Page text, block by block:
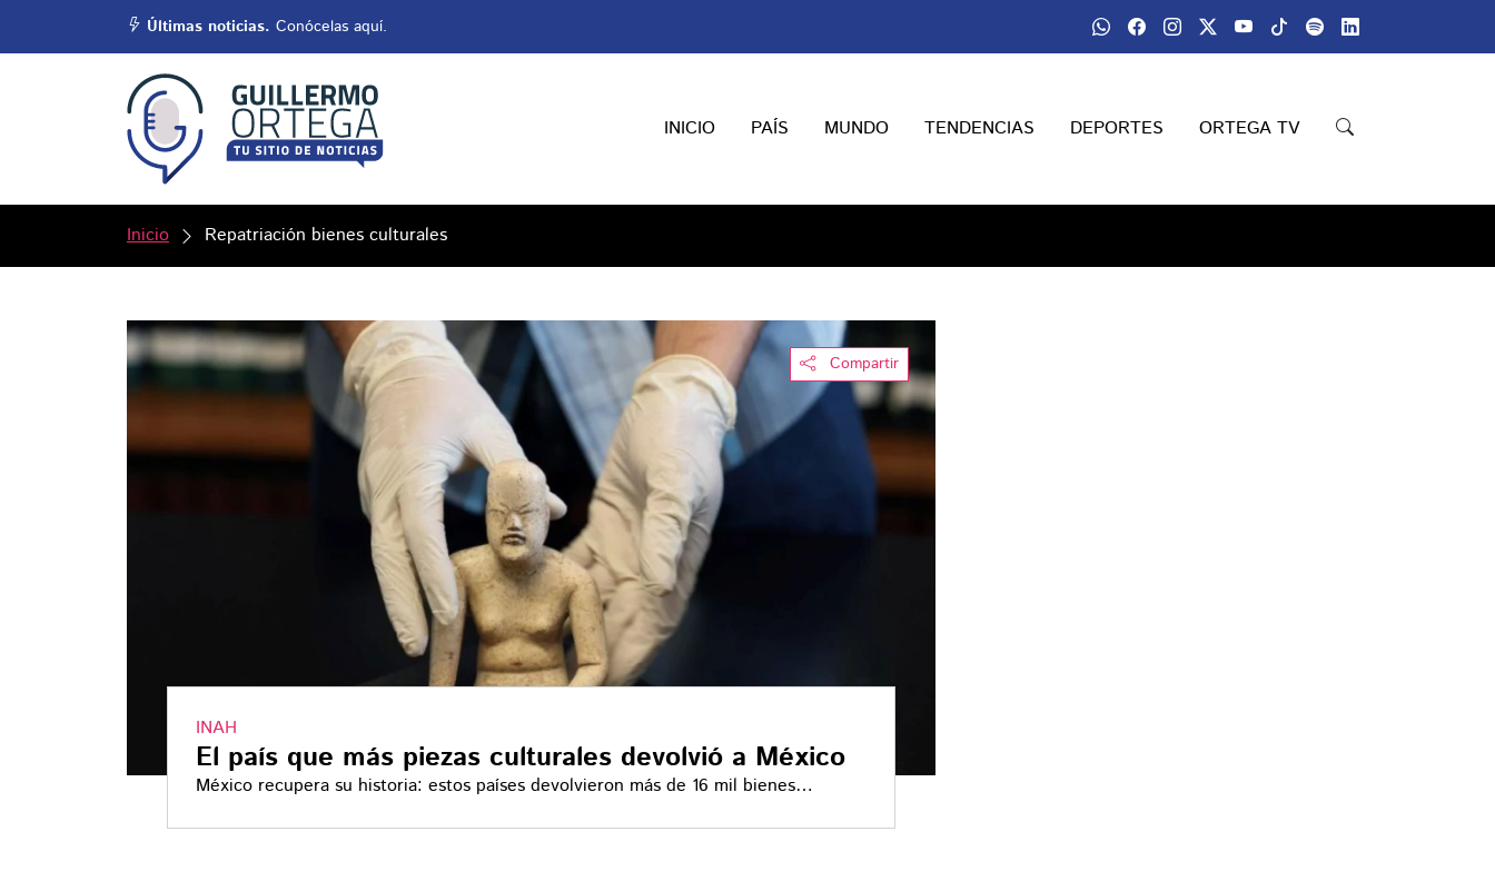
Últimas noticias. Conócelas aquí.
INICIO PAÍS MUNDO TENDENCIAS DEPORTES ORTEGA TV
Inicio Repatriación bienes culturales
Compartir
INAH
El país que más piezas culturales devolvió a México
México recupera su historia: estos países devolvieron más de 16 mil bienes